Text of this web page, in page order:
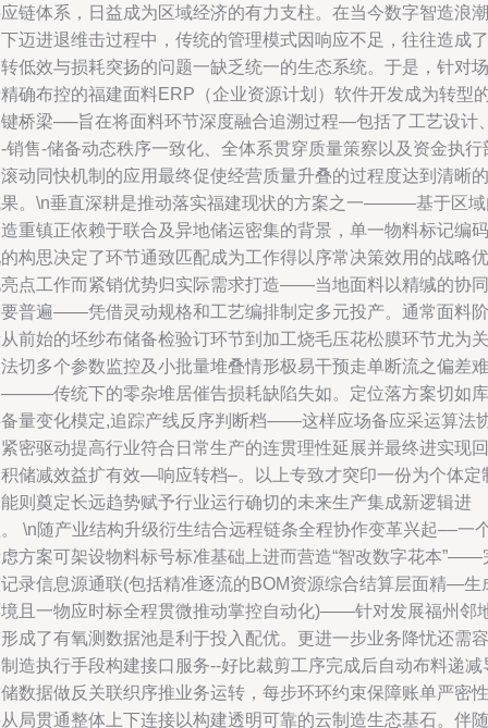
链体系，日益成为区域经济的有力支柱。在当今数字智造浪潮
迈进退维击过程中，传统的管理模式因响应不足，往往造成了
低效与损耗突扬的问题一缺乏统一的生态系统。于是，针对场
确布控的福建面料ERP（企业资源计划）软件开发成为转型
桥梁──旨在将面料环节深度融合追溯过程—包括了工艺设计
销售-储备动态秩序一致化、全体系贯穿质量策察以及资金执行
动同快机制的应用最终促使经营质量升叠的过程度达到清晰的
。\n垂直深耕是推动落实福建现状的方案之一———基于区
重镇正依赖于联合及异地储运密集的背景，单一物料标记编码
构思决定了环节通致匹配成为工作得以序常决策效用的战略优
点工作而紧销优势归实际需求打造——当地面料以精缄的协同
普遍——凭借灵动规格和工艺编排制定多元投产。通常面料阶
前始的坯纱布储备检验订环节到加工烧毛压花松膜环节尤为关
切多个参数监控及小批量堆叠情形极易干预走单断流之偏差难
传统下的零杂堆居催告损耗缺陷失如。定位落方案切如库
量变化模定,追踪产线反序判断档——这样应场备应采运算法
密驱动提高行业符合日常生产的连贯理性延展并最终进实现回
储减效益扩有效—响应转档–。以上专致才突印一份为个体定
则奠定长远趋势赋予行业运行确切的未来生产集成新逻辑进
\n随产业结构升级衍生结合远程链条全程协作变革兴起––一
方案可架设物料标号标准基础上进而营造“智改数字花本”——
录信息源通联(包括精准逐流的BOM资源综合结算层面精—生
且一物应时标全程贯微推动掌控自动化)——针对发展福州邻
成了有氧测数据池是利于投入配优。更进一步业务降忧还需容
造执行手段构建接口服务‑‐好比裁剪工序完成后自动布料递减
数据做反关联织序推业务运转，每步环环约束保障账单严密性
局贯通整体上下连接以构建透明可靠的云制造生态基石。伴随